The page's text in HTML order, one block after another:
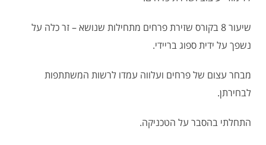
שיעור 8 בקורס שזירת פרחים מתחילות שנושא – זר כלה על
נשפך על ידית ספוג בריידי.
מבחר עצום של פרחים ועלווה עמדו לרשות המשתתפות
לבחירתן.
התחלתי בהסבר על הטכניקה.